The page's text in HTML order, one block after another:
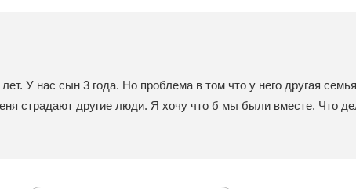
У нас сын 3 года. Но проблема в том что у него другая
страдают другие люди. Я хочу что б мы были вместе. Что